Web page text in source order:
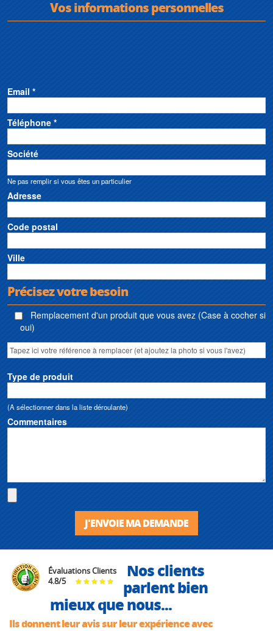
Vos informations personnelles
Email *
Téléphone *
Société
Ne pas remplir si vous êtes un particulier
Adresse
Code postal
Ville
Précisez votre besoin
Remplacement d'un produit que vous avez (Case à cocher si
oui)
Type de produit
(A sélectionner dans la liste déroulante)
Commentaires
J'ENVOIE MA DEMANDE
Évaluations Clients
4.8/5
Nos clients
parlent bien
mieux que nous...
Ils donnent leur avis sur leur expérience avec